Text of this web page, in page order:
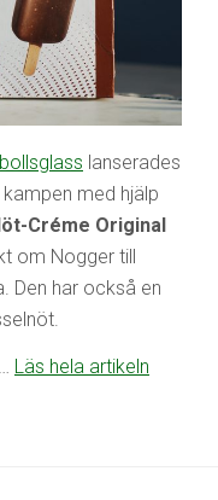
lanserades
kampen med hjälp
Créme Original
om Nogger till
Den har också en
Läs hela artikeln